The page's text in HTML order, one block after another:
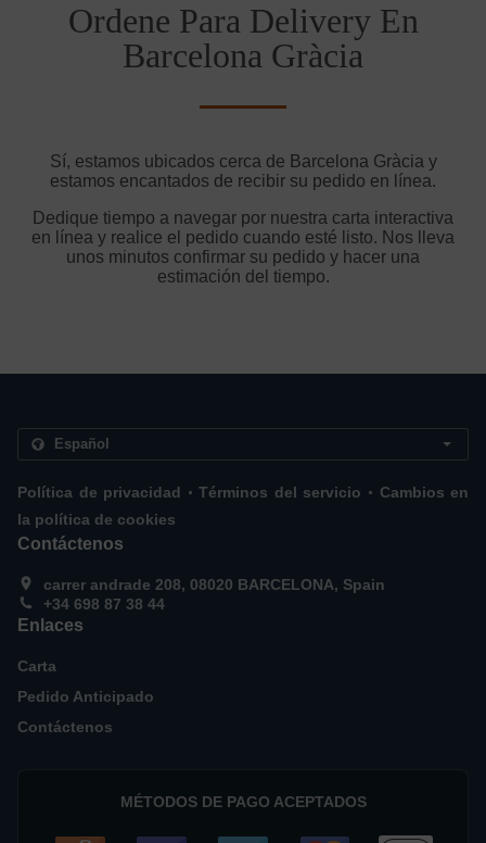
Ordene Para Delivery En
Barcelona Gràcia
Sí, estamos ubicados cerca de Barcelona Gràcia y
estamos encantados de recibir su pedido en línea.
Dedique tiempo a navegar por nuestra carta interactiva
en línea y realice el pedido cuando esté listo. Nos lleva
unos minutos confirmar su pedido y hacer una
estimación del tiempo.
Política de privacidad . Términos del servicio . Cambios en
la política de cookies
Contáctenos
carrer andrade 208, 08020 BARCELONA, Spain
+34 698 87 38 44
Enlaces
Carta
Pedido Anticipado
Contáctenos
MÉTODOS DE PAGO ACEPTADOS